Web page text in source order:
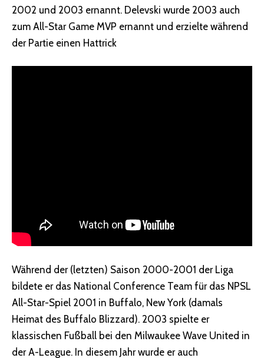
2002 und 2003 ernannt. Delevski wurde 2003 auch
zum All-Star Game MVP ernannt und erzielte während
der Partie einen Hattrick
Während der (letzten) Saison 2000-2001 der Liga
bildete er das National Conference Team für das NPSL
All-Star-Spiel 2001 in Buffalo, New York (damals
Heimat des Buffalo Blizzard). 2003 spielte er
klassischen Fußball bei den Milwaukee Wave United in
der A-League. In diesem Jahr wurde er auch